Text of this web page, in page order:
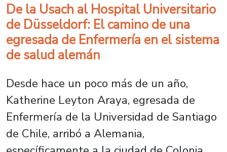
De la Usach al Hospital Universitario
de Düsseldorf: El camino de una
egresada de Enfermería en el sistema
de salud alemán
Desde hace un poco más de un año,
Katherine Leyton Araya, egresada de
Enfermería de la Universidad de Santiago
de Chile, arribó a Alemania,